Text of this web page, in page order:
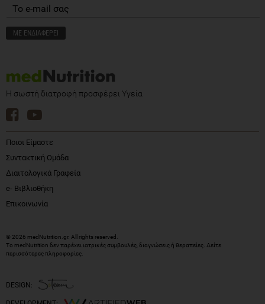
Η σωστή διατροφή προσφέρει Υγεία
Ποιοι Είμαστε
Συντακτική Ομάδα
Διαιτολογικά Γραφεία
e- Βιβλιοθήκη
Επικοινωνία
© 2026 medNutrition.gr. All rights reserved.
Το medNutrition δεν παρέχει ιατρικές συμβουλές, διαγνώσεις ή θεραπείες. Δείτε
περισσότερες πληροφορίες
DESIGN: